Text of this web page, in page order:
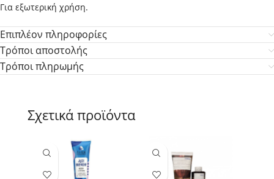
Για εξωτερική χρήση.
Επιπλέον πληροφορίες
Τρόποι αποστολής
Τρόποι πληρωμής
Σχετικά προϊόντα